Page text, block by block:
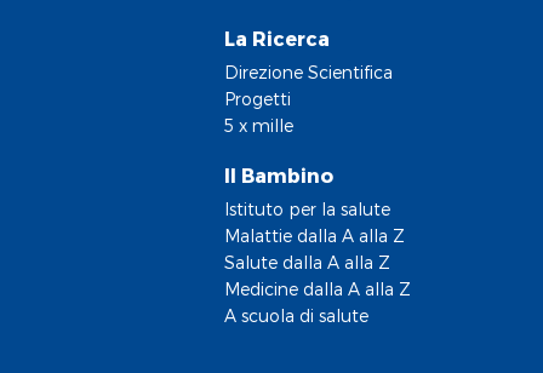
La Ricerca
Direzione Scientifica
Progetti
5 x mille
Il Bambino
Istituto per la salute
Malattie dalla A alla Z
Salute dalla A alla Z
Medicine dalla A alla Z
A scuola di salute